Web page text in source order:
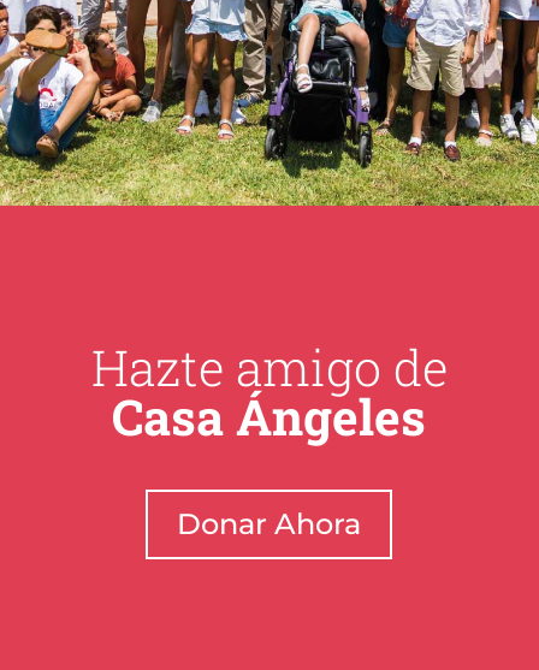
Hazte amigo de
Casa Ángeles
Donar Ahora